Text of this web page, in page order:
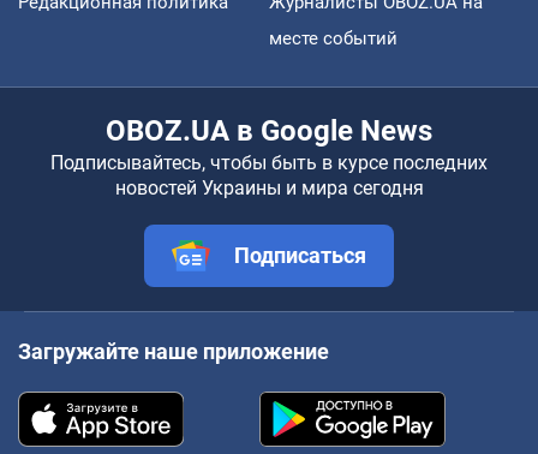
месте событий
OBOZ.UA в Google News
Подписывайтесь, чтобы быть в курсе последних
новостей Украины и мира сегодня
Подписаться
Загружайте наше приложение